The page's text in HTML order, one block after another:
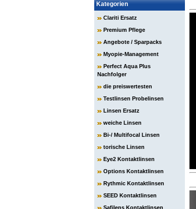
Kategorien
Clariti Ersatz
Premium Pflege
Angebote / Sparpacks
Myopie-Management
Perfect Aqua Plus
Nachfolger
die preiswertesten
Testlinsen Probelinsen
Linsen Ersatz
weiche Linsen
Bi-/ Multifocal Linsen
torische Linsen
Eye2 Kontaktlinsen
Options Kontaktlinsen
Rythmic Kontaktlinsen
SEED Kontaktlinsen
Safilens Kontaktlinsen